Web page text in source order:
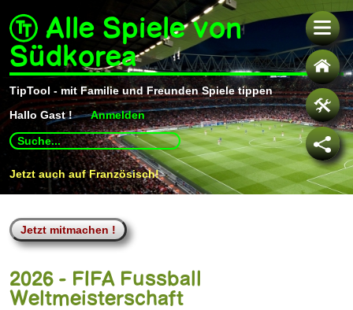
Alle Spiele von
Südkorea
TipTool - mit Familie und Freunden Spiele tippen
Hallo Gast !
Anmelden
Use
up
and
down
arrows
to
go
to
Jetzt auch auf Französisch!
2026 - FIFA Fussball
Weltmeisterschaft